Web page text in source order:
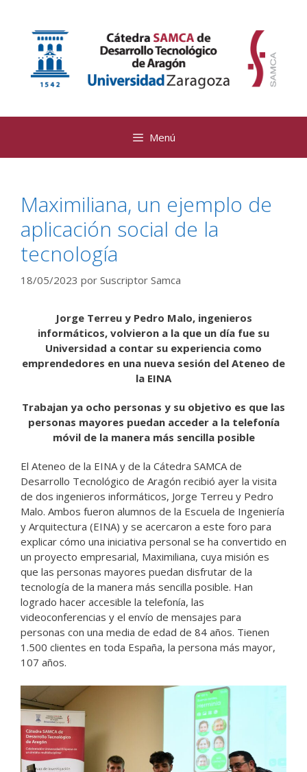
contenido
Menú
Maximiliana, un ejemplo de
aplicación social de la
tecnología
18/05/2023 por Suscriptor Samca
Jorge Terreu y Pedro Malo, ingenieros
informáticos, volvieron a la que un día fue su
Universidad a contar su experiencia como
emprendedores en una nueva sesión del Ateneo de
la EINA
Trabajan ya ocho personas y su objetivo es que las
personas mayores puedan acceder a la telefonía
móvil de la manera más sencilla posible
El Ateneo de la EINA y de la Cátedra SAMCA de
Desarrollo Tecnológico de Aragón recibió ayer la visita
de dos ingenieros informáticos, Jorge Terreu y Pedro
Malo. Ambos fueron alumnos de la Escuela de Ingeniería
y Arquitectura (EINA) y se acercaron a este foro para
explicar cómo una iniciativa personal se ha convertido en
un proyecto empresarial, Maximiliana, cuya misión es
que las personas mayores puedan disfrutar de la
tecnología de la manera más sencilla posible. Han
logrado hacer accesible la telefonía, las
videoconferencias y el envío de mensajes para
personas con una media de edad de 84 años. Tienen
1.500 clientes en toda España, la persona más mayor,
107 años.